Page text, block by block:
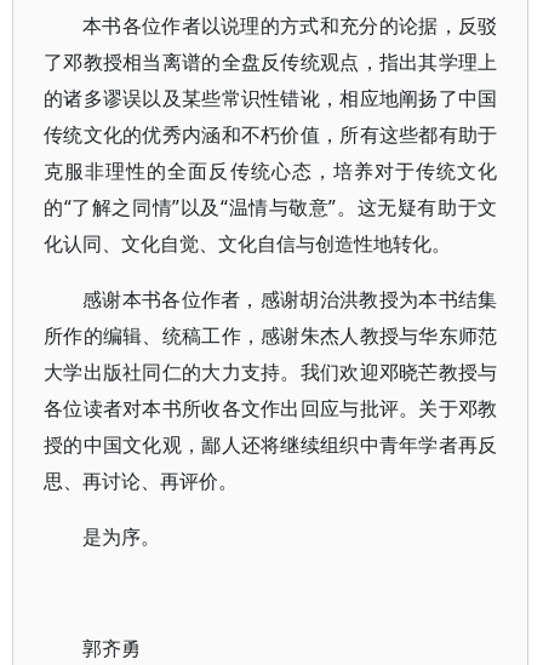
本书各位作者以说理的方式和充分的论据，反驳
了邓教授相当离谱的全盘反传统观点，指出其学理上
的诸多谬误以及某些常识性错讹，相应地阐扬了中国
传统文化的优秀内涵和不朽价值，所有这些都有助于
克服非理性的全面反传统心态，培养对于传统文化
的“了解之同情”以及“温情与敬意”。这无疑有助于文
化认同、文化自觉、文化自信与创造性地转化。
感谢本书各位作者，感谢胡治洪教授为本书结集
所作的编辑、统稿工作，感谢朱杰人教授与华东师范
大学出版社同仁的大力支持。我们欢迎邓晓芒教授与
各位读者对本书所收各文作出回应与批评。关于邓教
授的中国文化观，鄙人还将继续组织中青年学者再反
思、再讨论、再评价。
是为序。
郭齐勇